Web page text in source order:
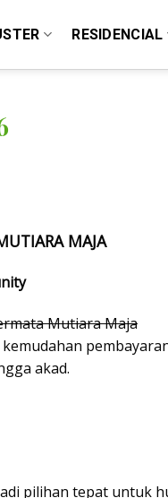
RESIDENCIAL
MAJA
Mutiara Maja
akad.
pilihan tepat untuk